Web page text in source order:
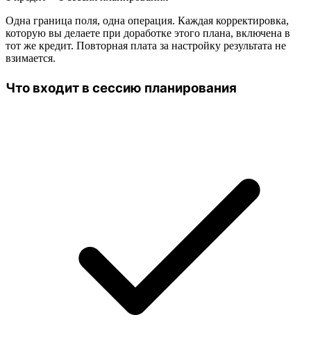
Одна граница поля, одна операция. Каждая корректировка,
которую вы делаете при доработке этого плана, включена в
тот же кредит. Повторная плата за настройку результата не
взимается.
Что входит в сессию планирования